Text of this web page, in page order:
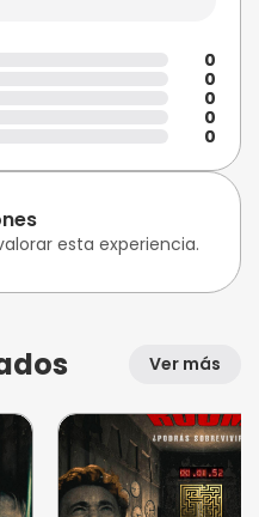
0
0
0
0
0
esta experiencia.
Ver más